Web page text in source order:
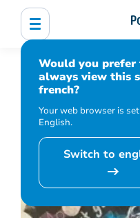
Would you prefer
always view this
french?
Your web browser is
English.
Switch to
Accueil
Bibliothèque,
Programmation et inscription
et activités
Cultiver la
créatif